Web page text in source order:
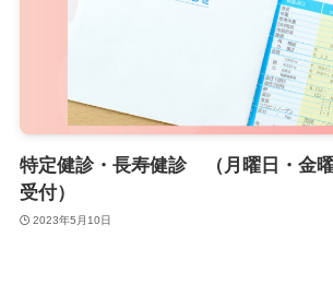
特定健診・長寿健診 （月曜日・金
受付）
2023年5月10日